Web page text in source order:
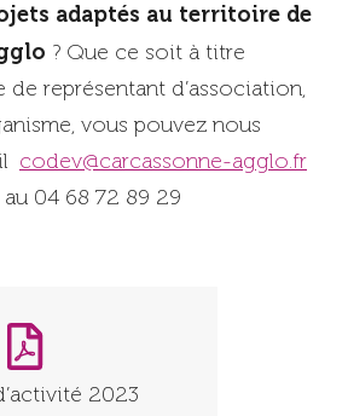
adaptés au territoire de
? Que ce soit à titre
représentant d’association,
vous pouvez nous
codev@carcassonne-agglo.fr
04 68 72 89 29
2023